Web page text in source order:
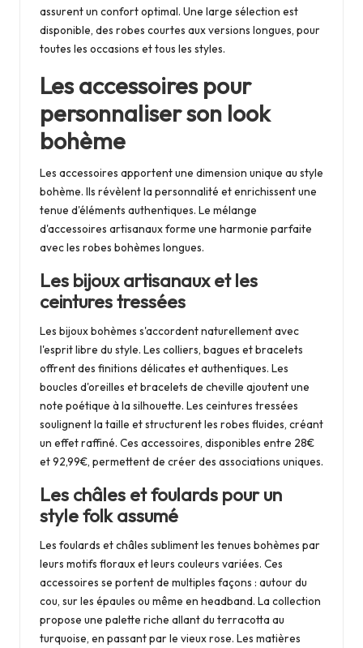
assurent un confort optimal. Une large sélection est
disponible, des robes courtes aux versions longues, pour
toutes les occasions et tous les styles.
Les accessoires pour
personnaliser son look
bohème
Les accessoires apportent une dimension unique au style
bohème. Ils révèlent la personnalité et enrichissent une
tenue d'éléments authentiques. Le mélange
d'accessoires artisanaux forme une harmonie parfaite
avec les robes bohèmes longues.
Les bijoux artisanaux et les
ceintures tressées
Les bijoux bohèmes s'accordent naturellement avec
l'esprit libre du style. Les colliers, bagues et bracelets
offrent des finitions délicates et authentiques. Les
boucles d'oreilles et bracelets de cheville ajoutent une
note poétique à la silhouette. Les ceintures tressées
soulignent la taille et structurent les robes fluides, créant
un effet raffiné. Ces accessoires, disponibles entre 28€
et 92,99€, permettent de créer des associations uniques.
Les châles et foulards pour un
style folk assumé
Les foulards et châles subliment les tenues bohèmes par
leurs motifs floraux et leurs couleurs variées. Ces
accessoires se portent de multiples façons : autour du
cou, sur les épaules ou même en headband. La collection
propose une palette riche allant du terracotta au
turquoise, en passant par le vieux rose. Les matières